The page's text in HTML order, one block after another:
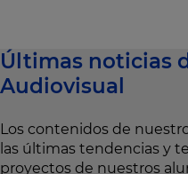
Últimas noticias
Audiovisual
Los contenidos de
las últimas tendencias y
proyectos de nuestros